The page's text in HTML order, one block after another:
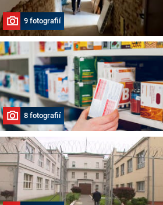
9 fotografií
8 fotografií